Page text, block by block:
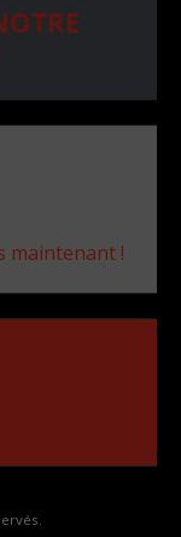
maintenant !